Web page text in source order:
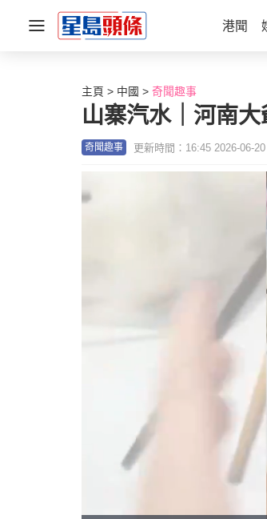
港聞
主頁 中國 奇聞趣事
山寨汽水｜河南
奇聞趣事 更新時間：16:45 2026-06-